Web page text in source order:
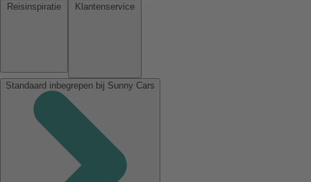
Standaard inbegrepen bij Sunny Cars